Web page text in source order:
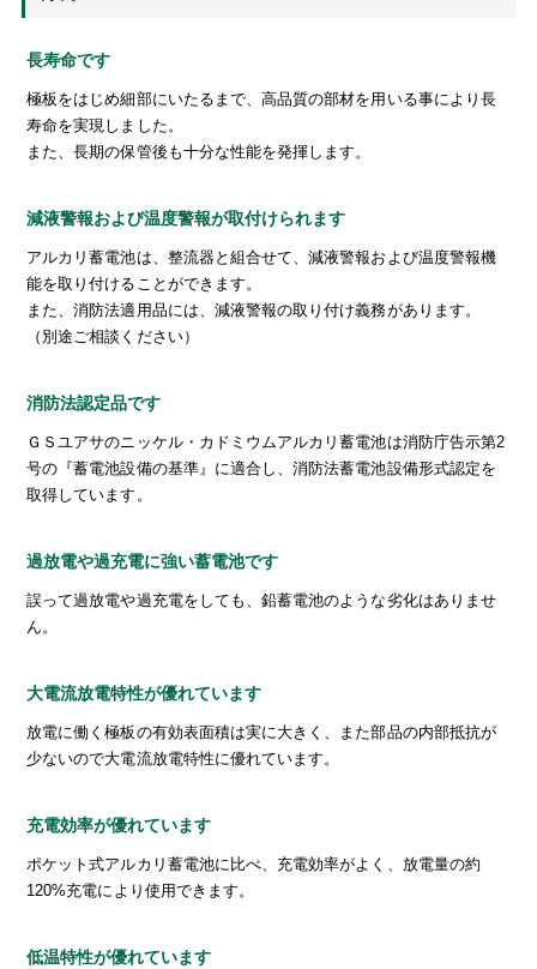
長寿命です
極板をはじめ細部にいたるまで、高品質の部材を用いる事により長
寿命を実現しました。
また、長期の保管後も十分な性能を発揮します。
減液警報および温度警報が取付けられます
アルカリ蓄電池は、整流器と組合せて、減液警報および温度警報機
能を取り付けることができます。
また、消防法適用品には、減液警報の取り付け義務があります。
（別途ご相談ください）
消防法認定品です
ＧＳユアサのニッケル・カドミウムアルカリ蓄電池は消防庁告示第2
号の『蓄電池設備の基準』に適合し、消防法蓄電池設備形式認定を
取得しています。
過放電や過充電に強い蓄電池です
誤って過放電や過充電をしても、鉛蓄電池のような劣化はありませ
ん。
大電流放電特性が優れています
放電に働く極板の有効表面積は実に大きく、また部品の内部抵抗が
少ないので大電流放電特性に優れています。
充電効率が優れています
ポケット式アルカリ蓄電池に比べ、充電効率がよく、放電量の約
120%充電により使用できます。
低温特性が優れています